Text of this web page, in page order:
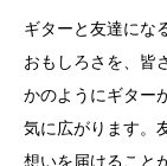
ギターと友達にな
おもしろさを、皆
かのようにギター
気に広がります。
想いを届けること